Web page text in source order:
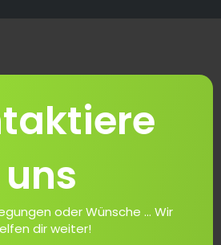
uns
oder Wünsche ... Wir
dir weiter!